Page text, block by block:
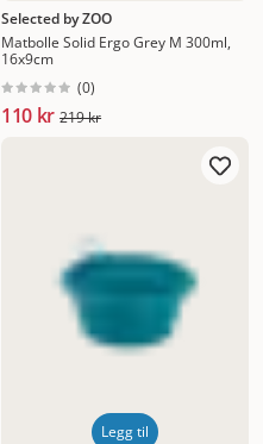
Selected by ZOO
Matbolle Solid Ergo Grey M 300ml,
16x9cm
(0)
110 kr 219 kr
Legg til